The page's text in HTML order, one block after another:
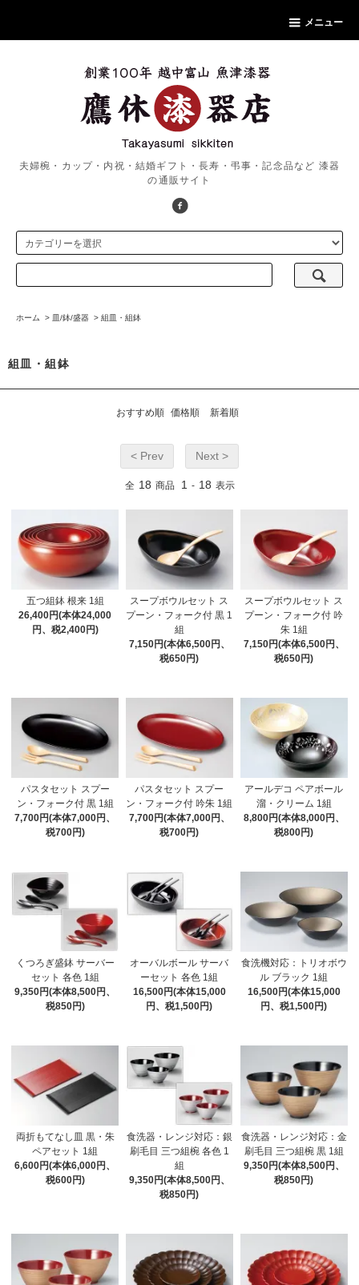
メニュー
夫婦椀・カップ・内祝・結婚ギフト・長寿・弔事・記念品など 漆器
の通販サイト
ホーム > 皿/鉢/盛器 > 組皿・組鉢
組皿・組鉢
おすすめ順 価格順 新着順
< Prev Next >
全 18 商品 1 - 18 表示
五つ組鉢 根来 1組
26,400円(本体24,000
円、税2,400円)
スープボウルセット ス
プーン・フォーク付 黒 1
組
7,150円(本体6,500円、
税650円)
スープボウルセット ス
プーン・フォーク付 吟
朱 1組
7,150円(本体6,500円、
税650円)
パスタセット スプー
ン・フォーク付 黒 1組
7,700円(本体7,000円、
税700円)
パスタセット スプー
ン・フォーク付 吟朱 1組
7,700円(本体7,000円、
税700円)
アールデコ ペアボール
溜・クリーム 1組
8,800円(本体8,000円、
税800円)
くつろぎ盛鉢 サーバー
セット 各色 1組
9,350円(本体8,500円、
税850円)
オーバルボール サーバ
ーセット 各色 1組
16,500円(本体15,000
円、税1,500円)
食洗機対応：トリオボウ
ル ブラック 1組
16,500円(本体15,000
円、税1,500円)
両折もてなし皿 黒・朱
ペアセット 1組
6,600円(本体6,000円、
税600円)
食洗器・レンジ対応：銀
刷毛目 三つ組椀 各色 1
組
9,350円(本体8,500円、
税850円)
食洗器・レンジ対応：金
刷毛目 三つ組椀 黒 1組
9,350円(本体8,500円、
税850円)